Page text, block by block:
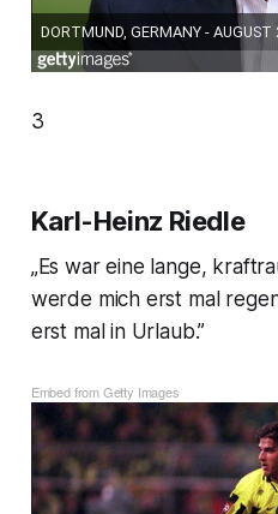
3
Karl-Heinz Riedle
„Es war eine lange,
werde mich erst mal
erst mal in Urlaub.”
Embed from Getty Images